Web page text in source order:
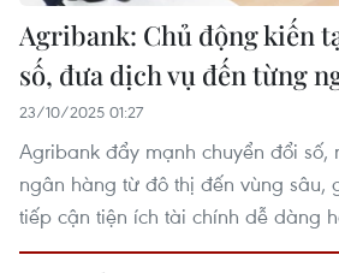
Agribank: Chủ động kiến
số, đưa dịch vụ đến từng
23/10/2025 01:27
Agribank đẩy mạnh chuyển đổi số,
ngân hàng từ đô thị đến vùng sâu,
tiếp cận tiện ích tài chính dễ dàng